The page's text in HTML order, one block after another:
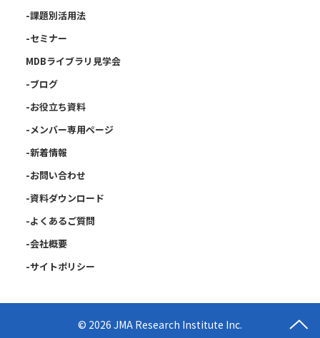
-課題別活用法
-セミナー
MDBライブラリ見学会
-ブログ
-お役立ち資料
-メンバー専用ページ
-新着情報
-お問い合わせ
-資料ダウンロード
-よくあるご質問
-会社概要
-サイトポリシー
© 2026 JMA Research Institute Inc.